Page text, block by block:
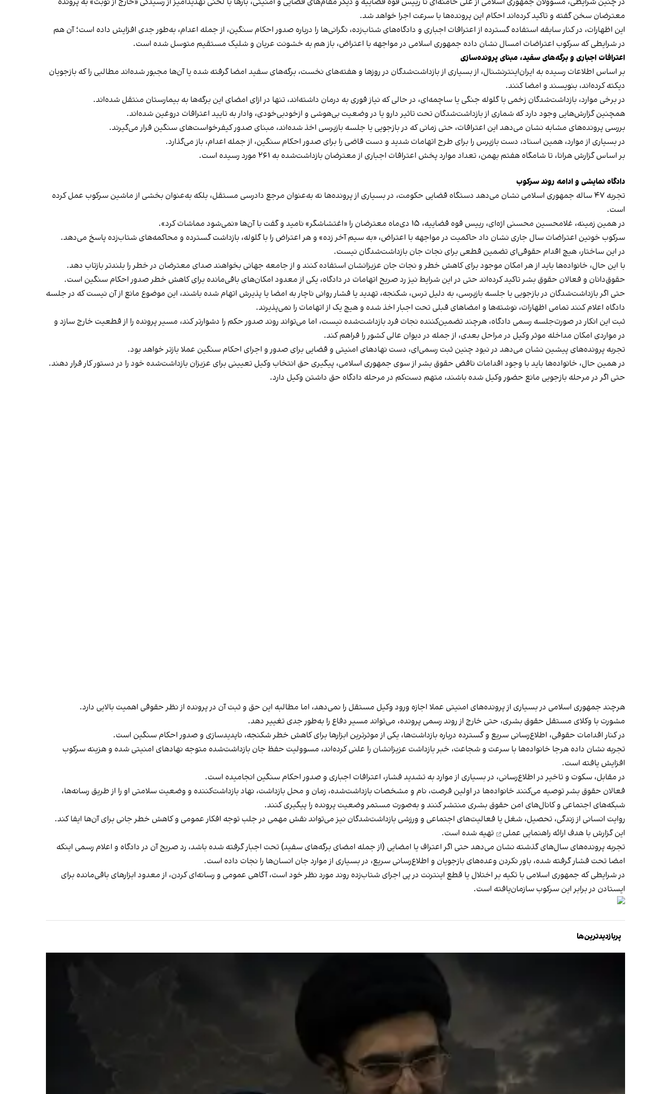
معترضان سخن گفته و تاكيد كرده‌اند احكام اين پرونده‌ها با سرعت اجرا خواهد شد.
اين اظهارات، در كنار سابقه استفاده گسترده از اعترافات اجباری و دادگاه‌های شتاب‌زده، نگرانی‌ها را درباره صدور احكام سنگين، از جمله اعدام، به‌طور جدی افزايش داده است؛ آن هم
در شرايطی كه سركوب اعتراضات امسال نشان داده جمهوری اسلامی در مواجهه با اعتراض، باز هم به خشونت عريان و شليک مستقيم متوسل شده است.
اعترافات اجباری و برگه‌های سفيد، مبنای پرونده‌سازی
بر اساس اطلاعات رسيده به ايران‌اينترنشنال، از بسياری از بازداشت‌شدگان در روزها و هفته‌های نخست، برگه‌های سفيد امضا گرفته شده يا آن‌ها مجبور شده‌اند مطالبی را كه بازجويان
ديكته كرده‌اند، بنويسند و امضا كنند.
در برخی موارد، بازداشت‌شدگان زخمی با گلوله جنگی يا ساچمه‌ای، در حالی كه نياز فوری به درمان داشته‌اند، تنها در ازای امضای اين برگه‌ها به بيمارستان منتقل شده‌اند.
همچنين گزارش‌هايی وجود دارد كه شماری از بازداشت‌شدگان تحت تاثير دارو يا در وضعيت بی‌هوشی و ازخودبی‌خودی، وادار به تاييد اعترافات دروغين شده‌اند.
بررسی پرونده‌های مشابه نشان می‌دهد اين اعترافات، حتی زمانی كه در بازجويی يا جلسه بازپرسی اخذ شده‌اند، مبنای صدور كيفرخواست‌های سنگين قرار می‌گيرند.
در بسياری از موارد، همين اسناد، دست بازپرس را برای طرح اتهامات شديد و دست قاضی را برای صدور احكام سنگين، از جمله اعدام، باز می‌گذارد.
بر اساس گزارش هرانا، تا شامگاه هفتم بهمن، تعداد موارد پخش اعترافات اجباری از معترضان بازداشت‌شده به ۲۶۱ مورد رسيده است.
دادگاه نمایشی و ادامه روند سرکوب
تجربه ۴۷ ساله جمهوری اسلامی نشان می‌دهد دستگاه قضايی حكومت، در بسياری از پرونده‌ها نه به‌عنوان مرجع دادرسی مستقل، بلكه به‌عنوان بخشی از ماشين سركوب عمل كرده
است.
در همين زمينه، غلامحسين محسنی اژه‌ای، رييس قوه قضاييه، ۱۵ دی‌ماه معترضان را «اغتشاشگر» ناميد و گفت با آن‌ها «نمی‌شود مماشات كرد».
سركوب خونين اعتراضات سال جاری نشان داد حاكميت در مواجهه با اعتراض، «به سيم آخر زده» و هر اعتراض را با گلوله، بازداشت گسترده و محاكمه‌های شتاب‌زده پاسخ می‌دهد.
در اين ساختار، هيچ اقدام حقوقی‌ای تضمين قطعی برای نجات جان بازداشت‌شدگان نيست.
با اين حال، خانواده‌ها بايد از هر امكان موجود برای كاهش خطر و نجات جان عزيزانشان استفاده كنند و از جامعه جهانی بخواهند صدای معترضان در خطر را بلندتر بازتاب دهد.
حقوق‌دانان و فعالان حقوق بشر تاكيد كرده‌اند حتی در اين شرايط نيز رد صريح اتهامات در دادگاه، يكی از معدود امكان‌های باقی‌مانده برای كاهش خطر صدور احكام سنگين است.
حتی اگر بازداشت‌شدگان در بازجويی يا جلسه بازپرسی، به دليل ترس، شكنجه، تهديد يا فشار روانی ناچار به امضا يا پذيرش اتهام شده باشند، اين موضوع مانع از آن نيست كه در جلسه
دادگاه اعلام كنند تمامی اظهارات، نوشته‌ها و امضاهای قبلی تحت اجبار اخذ شده و هيچ‌ یک از اتهامات را نمی‌پذيرند.
ثبت اين انكار در صورت‌جلسه رسمی دادگاه، هرچند تضمين‌كننده نجات فرد بازداشت‌شده نيست، اما می‌تواند روند صدور حكم را دشوارتر كند، مسير پرونده را از قطعيت خارج سازد و
در مواردی امكان مداخله موثر وكيل در مراحل بعدی، از جمله در ديوان عالی كشور را فراهم كند.
تجربه پرونده‌های پيشين نشان می‌دهد در نبود چنين ثبت رسمی‌ای، دست نهادهای امنيتی و قضايی برای صدور و اجرای احكام سنگين عملا بازتر خواهد بود.
در همين حال، خانواده‌ها بايد با وجود اقدامات ناقض حقوق بشر از سوی جمهوری اسلامی، پيگيری حق انتخاب وكيل تعيينی برای عزيزان بازداشت‌شده خود را در دستور كار قرار دهند.
حتی اگر در مرحله بازجويی مانع حضور وكيل شده باشند، متهم دست‌كم در مرحله دادگاه حق داشتن وكيل دارد.
هر‌چند جمهوری اسلامی در بسياری از پرونده‌های امنيتی عملا اجازه ورود وكيل مستقل را نمی‌دهد، اما مطالبه اين حق و ثبت آن در پرونده از نظر حقوقی اهميت بالايی دارد.
مشورت با وكلای مستقل حقوق بشری، حتی خارج از روند رسمی پرونده، می‌تواند مسير دفاع را به‌طور جدی تغيير دهد.
در كنار اقدامات حقوقی، اطلاع‌رسانی سريع و گسترده درباره بازداشت‌ها، يكی از موثرترين ابزارها برای كاهش خطر شكنجه، ناپديدسازی و صدور احكام سنگين است.
تجربه نشان داده هرجا خانواده‌ها با سرعت و شجاعت، خبر بازداشت عزيزانشان را علنی كرده‌اند، مسووليت حفظ جان بازداشت‌شده متوجه نهادهای امنيتی شده و هزينه سركوب
افزايش يافته است.
در مقابل، سكوت و تاخير در اطلاع‌رسانی، در بسياری از موارد به تشديد فشار، اعترافات اجباری و صدور احكام سنگين انجاميده است.
فعالان حقوق بشر توصيه می‌كنند خانواده‌ها در اولين فرصت، نام و مشخصات بازداشت‌شده، زمان و محل بازداشت، نهاد بازداشت‌كننده و وضعيت سلامتی او را از طريق رسانه‌ها،
شبكه‌های اجتماعی و كانال‌های امن حقوق بشری منتشر كنند و به‌صورت مستمر وضعيت پرونده را پيگيری كنند.
روايت انسانی از زندگی، تحصيل، شغل يا فعاليت‌های اجتماعی و ورزشی بازداشت‌شدگان نيز می‌تواند نقش مهمی در جلب توجه افكار عمومی و كاهش خطر جانی برای آن‌ها ايفا كند.
اين گزارش با هدف ارائه راهنمایی عملی
تهيه شده است.
تجربه پرونده‌های سال‌های گذشته نشان می‌دهد حتی اگر اعتراف يا امضايی (از جمله امضای برگه‌های سفيد) تحت اجبار گرفته شده باشد، رد صريح آن در دادگاه و اعلام رسمی اينكه
امضا تحت فشار گرفته شده، باور نكردن وعده‌های بازجويان و اطلاع‌رسانی سريع، در بسياری از موارد جان انسان‌ها را نجات داده است.
در شرايطی كه جمهوری اسلامی با تكيه بر اختلال يا قطع اينترنت در پی اجرای شتاب‌زده روند مورد نظر خود است، آگاهی عمومی و رسانه‌ای کردن، از معدود ابزارهای باقی‌مانده برای
ايستادن در برابر اين سركوب سازمان‌يافته است.
پربازدیدترین‌ها